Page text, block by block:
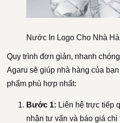
Nước In Logo Cho Nhà
Quy trình đơn giản, nhanh
Agaru sẽ giúp nhà hàng của
phẩm phù hợp nhất:
Bước 1: Liên hệ trực tiếp
nhận tư vấn và báo giá chi